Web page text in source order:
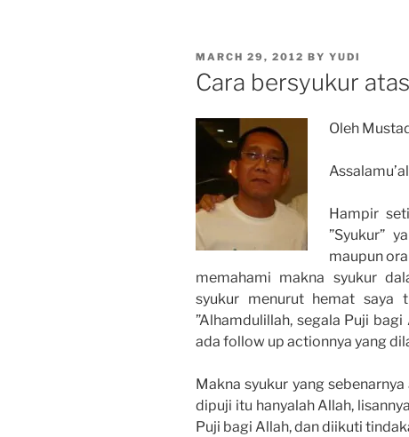
POSTED
ON
MARCH 29, 2012 BY YUDI
Cara bersyukur
Oleh
Hampir
”Syukur”
maupun
memahami makna syukur
syukur menurut hemat saya
”Alhamdulillah, segala Puji
ada follow up actionnya yang
Makna syukur yang
dipuji itu hanyalah Allah,
Puji bagi Allah, dan diikuti